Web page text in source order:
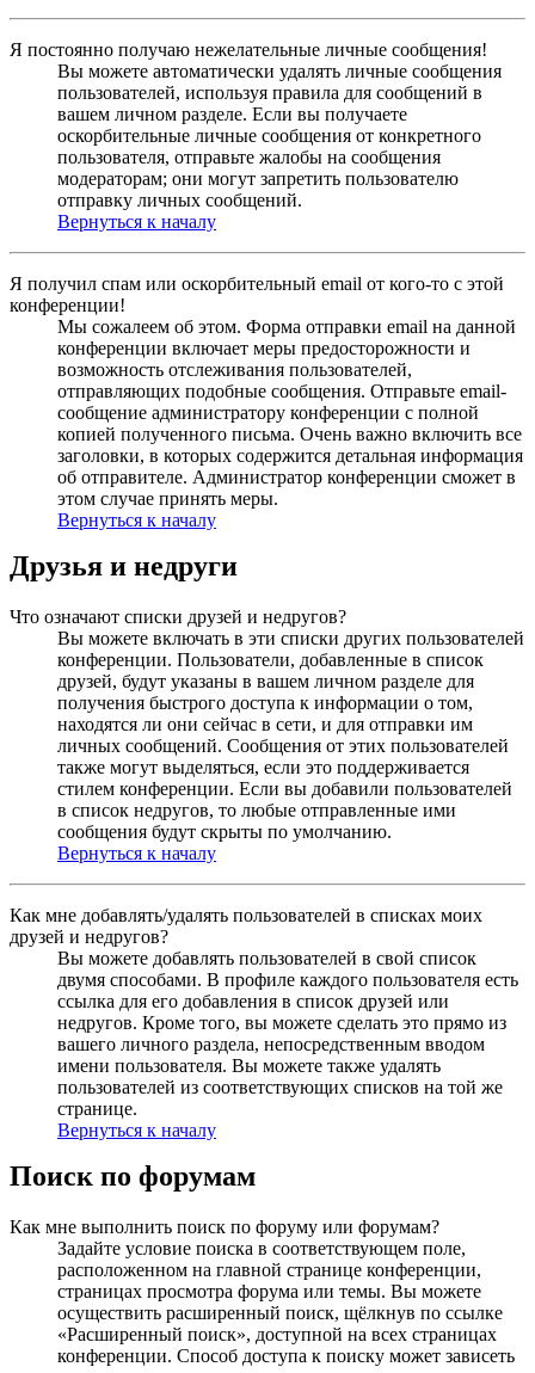
Я постоянно получаю нежелательные личные сообщения!
Вы можете автоматически удалять личные сообщения
пользователей, используя правила для сообщений в
вашем личном разделе. Если вы получаете
оскорбительные личные сообщения от конкретного
пользователя, отправьте жалобы на сообщения
модераторам; они могут запретить пользователю
отправку личных сообщений.
Вернуться к началу
Я получил спам или оскорбительный email от кого-то с этой
конференции!
Мы сожалеем об этом. Форма отправки email на данной
конференции включает меры предосторожности и
возможность отслеживания пользователей,
отправляющих подобные сообщения. Отправьте email-
сообщение администратору конференции с полной
копией полученного письма. Очень важно включить все
заголовки, в которых содержится детальная информация
об отправителе. Администратор конференции сможет в
этом случае принять меры.
Вернуться к началу
Друзья и недруги
Что означают списки друзей и недругов?
Вы можете включать в эти списки других пользователей
конференции. Пользователи, добавленные в список
друзей, будут указаны в вашем личном разделе для
получения быстрого доступа к информации о том,
находятся ли они сейчас в сети, и для отправки им
личных сообщений. Сообщения от этих пользователей
также могут выделяться, если это поддерживается
стилем конференции. Если вы добавили пользователей
в список недругов, то любые отправленные ими
сообщения будут скрыты по умолчанию.
Вернуться к началу
Как мне добавлять/удалять пользователей в списках моих
друзей и недругов?
Вы можете добавлять пользователей в свой список
двумя способами. В профиле каждого пользователя есть
ссылка для его добавления в список друзей или
недругов. Кроме того, вы можете сделать это прямо из
вашего личного раздела, непосредственным вводом
имени пользователя. Вы можете также удалять
пользователей из соответствующих списков на той же
странице.
Вернуться к началу
Поиск по форумам
Как мне выполнить поиск по форуму или форумам?
Задайте условие поиска в соответствующем поле,
расположенном на главной странице конференции,
страницах просмотра форума или темы. Вы можете
осуществить расширенный поиск, щёлкнув по ссылке
«Расширенный поиск», доступной на всех страницах
конференции. Способ доступа к поиску может зависеть